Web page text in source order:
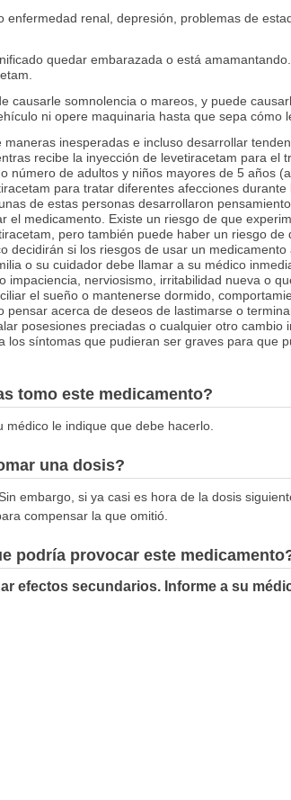
renal, depresión, problemas de
quedar embarazada o está
causarle somnolencia o mareos, y puede
ni opere maquinaria hasta que sepa cómo
inesperadas e incluso desarrollar
recibe la inyección de levetiracetam para el
número de adultos y niños mayores de 5 años
para tratar diferentes afecciones
de estas personas desarrollaron
el medicamento. Existe un riesgo de que
pero también puede haber un riesgo
decidirán si los riesgos de usar un
o su cuidador debe llamar a su médico
nerviosismo, irritabilidad nueva o
el sueño o mantenerse dormido,
acerca de deseos de lastimarse o
posesiones preciadas o cualquier otro cambio
los síntomas que pudieran ser graves para que
tomo este medicamento?
le indique que debe hacerlo.
una dosis?
embargo, si ya casi es hora de la dosis
compensar la que omitió.
podría provocar este
efectos secundarios. Informe a su